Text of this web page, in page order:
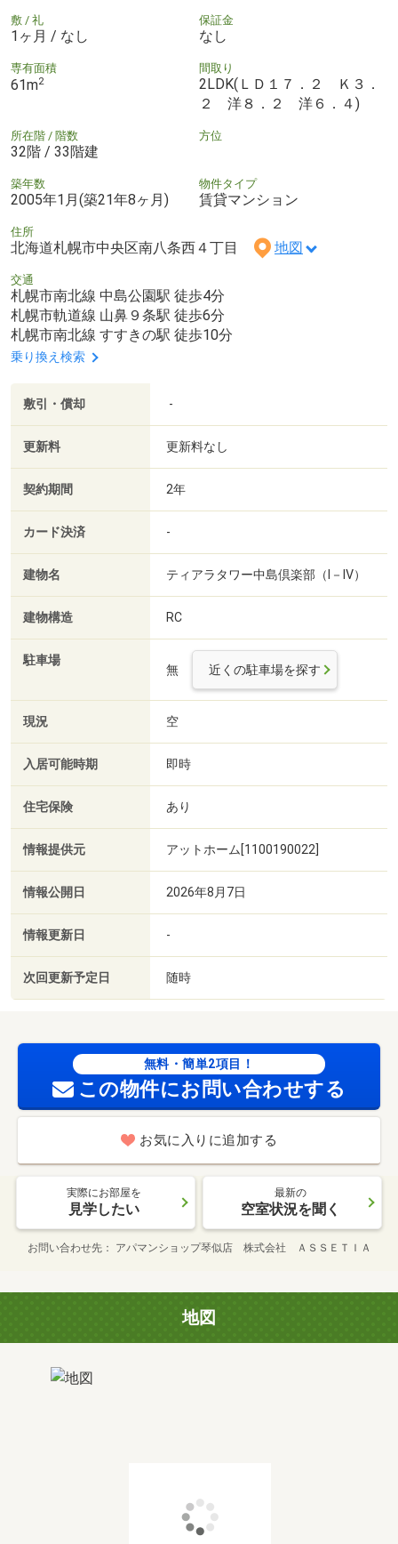
敷 / 礼
1ヶ月 / なし
保証金
なし
専有面積
61m2
間取り
2LDK(ＬＤ１７．２ Ｋ３．
２ 洋８．２ 洋６．４)
所在階 / 階数
32階 / 33階建
方位
築年数
2005年1月(築21年8ヶ月)
物件タイプ
賃貸マンション
住所
北海道札幌市中央区南八条西４丁目 地図
交通
札幌市南北線 中島公園駅 徒歩4分
札幌市軌道線 山鼻９条駅 徒歩6分
札幌市南北線 すすきの駅 徒歩10分
乗り換え検索
敷引・償却 -
更新料 更新料なし
契約期間 2年
カード決済 -
建物名 ティアラタワー中島倶楽部（Ⅰ－Ⅳ）
建物構造 RC
駐車場
無 近くの駐車場を探す
現況 空
入居可能時期 即時
住宅保険 あり
情報提供元 アットホーム[1100190022]
情報公開日 2026年8月7日
情報更新日 -
次回更新予定日 随時
無料・簡単2項目！
この物件にお問い合わせする
お気に入りに追加する
実際にお部屋を
見学したい
最新の
空室状況を聞く
お問い合わせ先 アパマンショップ琴似店 株式会社 ＡＳＳＥＴＩＡ
地図